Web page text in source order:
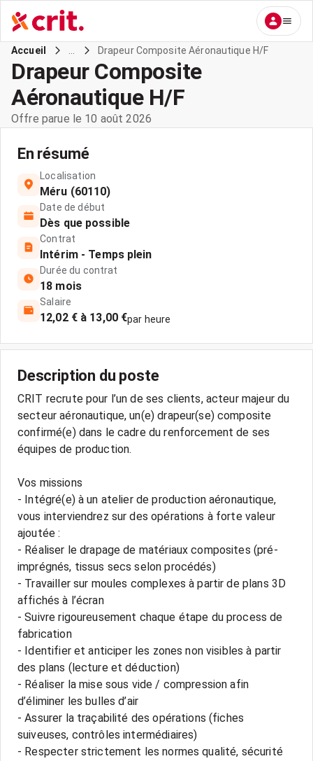
Accueil Drapeur Composite Aéronautique H/F
Drapeur Composite
Aéronautique H/F
Offre parue le 10 août 2026
En résumé
Localisation
Méru (60110)
Date de début
Dès que possible
Contrat
Intérim - Temps plein
Durée du contrat
18 mois
Salaire
12,02 € à 13,00 €par heure
Description du poste
CRIT recrute pour l’un de ses clients, acteur majeur du
secteur aéronautique, un(e) drapeur(se) composite
confirmé(e) dans le cadre du renforcement de ses
équipes de production.
Vos missions
- Intégré(e) à un atelier de production aéronautique,
vous interviendrez sur des opérations à forte valeur
ajoutée :
- Réaliser le drapage de matériaux composites (pré-
imprégnés, tissus secs selon procédés)
- Travailler sur moules complexes à partir de plans 3D
affichés à l’écran
- Suivre rigoureusement chaque étape du process de
fabrication
- Identifier et anticiper les zones non visibles à partir
des plans (lecture et déduction)
- Réaliser la mise sous vide / compression afin
d’éliminer les bulles d’air
- Assurer la traçabilité des opérations (fiches
suiveuses, contrôles intermédiaires)
- Respecter strictement les normes qualité, sécurité